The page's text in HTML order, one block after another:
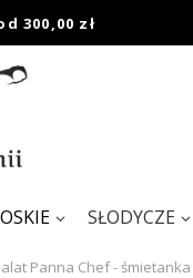
300,00 zł
SŁODYCZE
Panna Chef -